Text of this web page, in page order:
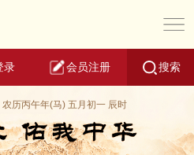
录 会员注册 搜索
历丙午年(马) 五月初一 辰时